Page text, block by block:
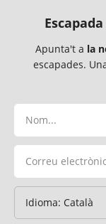
Apunta't a la
escapades.